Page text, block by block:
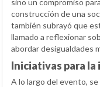
construcción de una
también subrayó que
llamado a reflexionar
abordar desigualdades
Iniciativas para la
A lo largo del evento,